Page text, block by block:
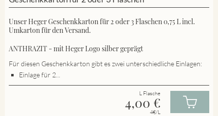
Unser Heger Geschenkkarton für 2 oder 3 Flaschen 0,75 L incl.
Umkarton für den Versand.
ANTHRAZIT - mit Heger Logo silber geprägt
Für diesen Geschenkkarton gibt es zwei unterschiedliche Einlagen:
Einlage für 2...
L Flasche
4,00 €
4€/L